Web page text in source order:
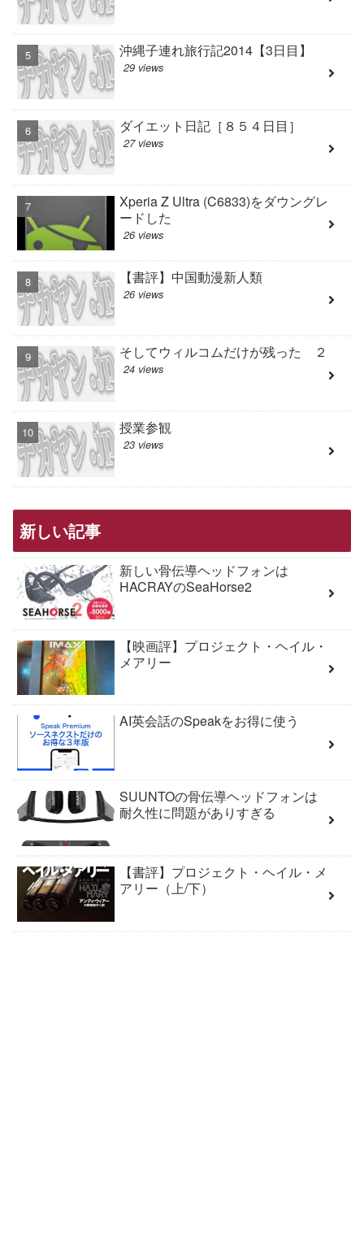
沖縄子連れ旅行記2014【3日目】
29 views
ダイエット日記［８５４日目］
27 views
Xperia Z Ultra (C6833)をダウングレ
ードした
26 views
【書評】中国動漫新人類
26 views
そしてウィルコムだけが残った ２
24 views
授業参観
23 views
新しい記事
新しい骨伝導ヘッドフォンは
HACRAYのSeaHorse2
【映画評】プロジェクト・ヘイル・
メアリー
AI英会話のSpeakをお得に使う
SUUNTOの骨伝導ヘッドフォンは
耐久性に問題がありすぎる
【書評】プロジェクト・ヘイル・メ
アリー（上/下）